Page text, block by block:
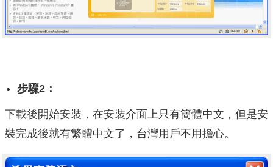
步驟2：
下載後開始安裝，在安裝介面上只有簡體中文，但是安
裝完成後就有繁體中文了，台灣用戶不用擔心。